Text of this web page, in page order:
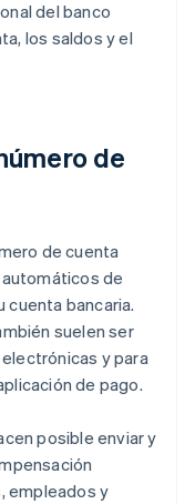
del banco
los saldos y el
de
de cuenta
de
bancaria.
suelen ser
y para
de pago.
posible enviar y
empleados y